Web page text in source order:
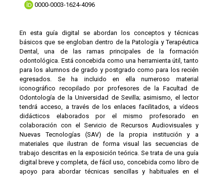
0000-0003-1624-4096
En esta guía digital se abordan los conceptos y técnicas
básicos que se engloban dentro de la Patología y Terapéutica
Dental, una de las ramas principales de la formación
odontológica. Está concebida como una herramienta útil, tanto
para los alumnos de grado y postgrado como para los recién
egresados. Se ha incluido en ella numeroso material
iconográfico recopilado por profesores de la Facultad de
Odontología de la Universidad de Sevilla; asimismo, el lector
tendrá acceso, a través de los enlaces facilitados, a vídeos
didácticos elaborados por el mismo profesorado en
colaboración con el Servicio de Recursos Audiovisuales y
Nuevas Tecnologías (SAV) de la propia institución y a
materiales que ilustran de forma visual las secuencias de
trabajo descritas en la exposición teórica. Se trata de una guía
digital breve y completa, de fácil uso, concebida como libro de
apoyo para abordar técnicas sencillas y habituales en el